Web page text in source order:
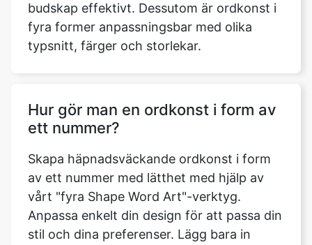
budskap effektivt. Dessutom är ordkonst i
fyra former anpassningsbar med olika
typsnitt, färger och storlekar.
Hur gör man en ordkonst i form av
ett nummer?
Skapa häpnadsväckande ordkonst i form
av ett nummer med lätthet med hjälp av
vårt "fyra Shape Word Art"-verktyg.
Anpassa enkelt din design för att passa din
stil och dina preferenser. Lägg bara in